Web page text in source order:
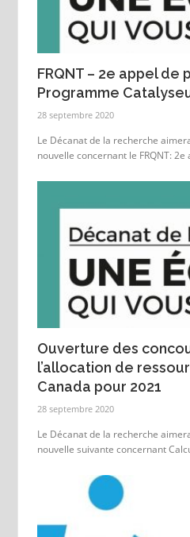
FRQNT – 2e appel de
Programme
28 septembre 2020
Le Décanat de la recherche
nouvelle concernant le FRQNT:
Ouverture des
l’allocation de
Canada pour 2021
28 septembre 2020
Le Décanat de la recherche
nouvelle suivante concernant